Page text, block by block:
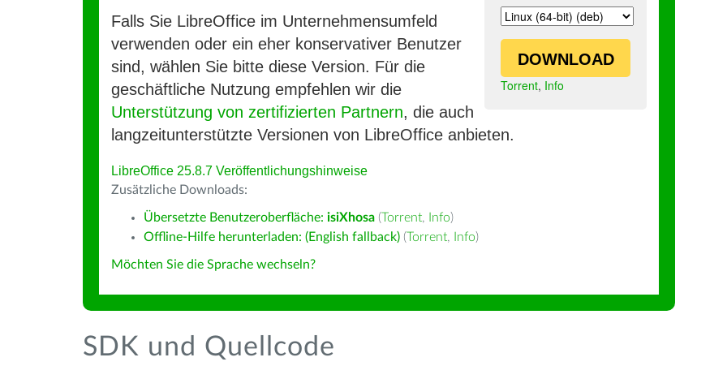
DOWNLOAD
Torrent, Info
Falls Sie LibreOffice im Unternehmensumfeld
verwenden oder ein eher konservativer Benutzer
sind, wählen Sie bitte diese Version. Für die
geschäftliche Nutzung empfehlen wir die
Unterstützung von zertifizierten Partnern, die auch
langzeitunterstützte Versionen von LibreOffice anbieten.
LibreOffice 25.8.7 Veröffentlichungshinweise
Zusätzliche Downloads:
Übersetzte Benutzeroberfläche: isiXhosa (Torrent, Info)
Offline-Hilfe herunterladen: (English fallback) (Torrent, Info)
Möchten Sie die Sprache wechseln?
SDK und Quellcode